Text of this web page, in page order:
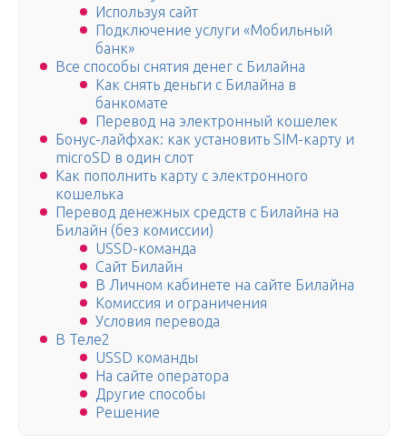
Используя сайт
Подключение услуги «Мобильный
банк»
Все способы снятия денег с Билайна
Как снять деньги с Билайна в
банкомате
Перевод на электронный кошелек
Бонус-лайфхак: как установить SIM-карту и
microSD в один слот
Как пополнить карту с электронного
кошелька
Перевод денежных средств с Билайна на
Билайн (без комиссии)
USSD-команда
Сайт Билайн
В Личном кабинете на сайте Билайна
Комиссия и ограничения
Условия перевода
В Теле2
USSD команды
На сайте оператора
Другие способы
Решение